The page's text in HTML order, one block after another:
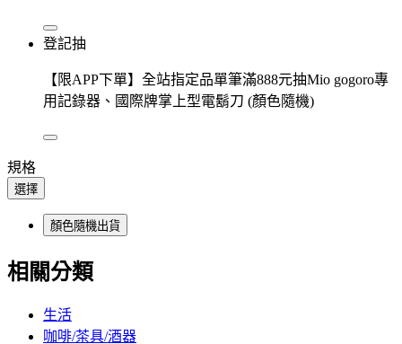
登記抽
【限APP下單】全站指定品單筆滿888元抽Mio gogoro專
用記錄器、國際牌掌上型電鬍刀 (顏色隨機)
規格
選擇
顏色隨機出貨
相關分類
生活
咖啡/茶具/酒器